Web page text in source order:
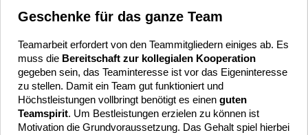
Geschenke für das ganze Team
Teamarbeit erfordert von den Teammitgliedern einiges ab. Es
muss die Bereitschaft zur kollegialen Kooperation
gegeben sein, das Teaminteresse ist vor das Eigeninteresse
zu stellen. Damit ein Team gut funktioniert und
Höchstleistungen vollbringt benötigt es einen guten
Teamspirit. Um Bestleistungen erzielen zu können ist
Motivation die Grundvoraussetzung. Das Gehalt spiel hierbei